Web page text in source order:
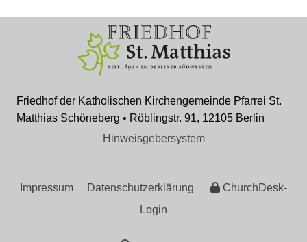
Friedhof der Katholischen Kirchengemeinde Pfarrei St.
Matthias Schöneberg • Röblingstr. 91, 12105 Berlin
Hinweisgebersystem
Impressum Datenschutzerklärung
ChurchDesk-
Login